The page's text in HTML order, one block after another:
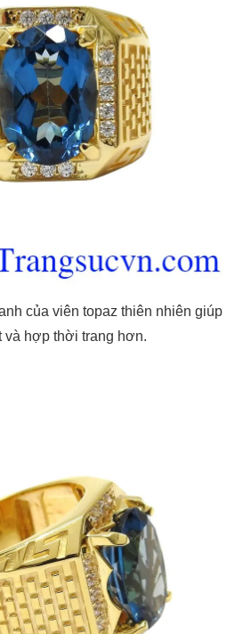
của viên topaz thiên nhiên giúp
và hợp thời trang hơn.